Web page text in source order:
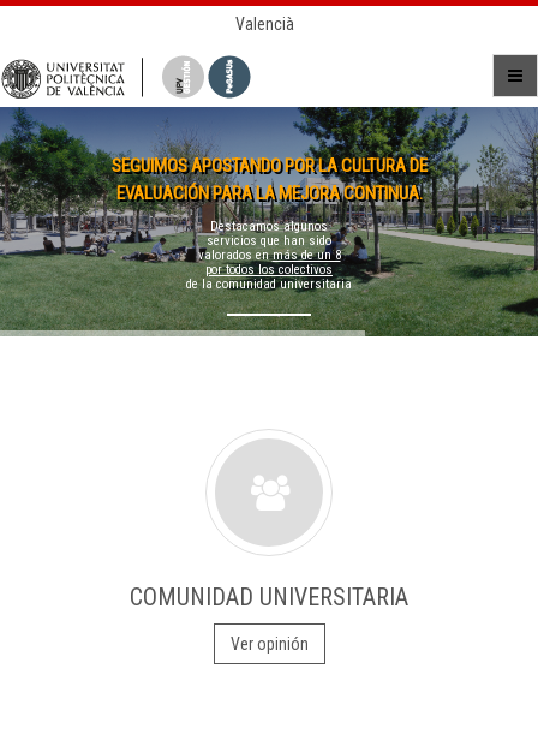
Valencià
SEGUIMOS APOSTANDO POR LA CULTURA DE
EVALUACIÓN PARA LA MEJORA CONTINUA.
Destacamos algunos
servicios que han sido
valorados enmás de un 8
por todos los colectivos
de la comunidad universitaria
COMUNIDAD UNIVERSITARIA
Ver opinión